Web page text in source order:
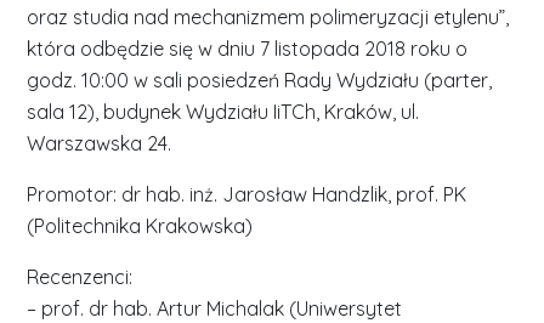
oraz studia nad mechanizmem polimeryzacji etylenu”,
która odbędzie się w dniu 7 listopada 2018 roku o
godz. 10:00 w sali posiedzeń Rady Wydziału (parter,
sala 12), budynek Wydziału IiTCh, Kraków, ul.
Warszawska 24.
Promotor: dr hab. inż. Jarosław Handzlik, prof. PK
(Politechnika Krakowska)
Recenzenci:
– prof. dr hab. Artur Michalak (Uniwersytet